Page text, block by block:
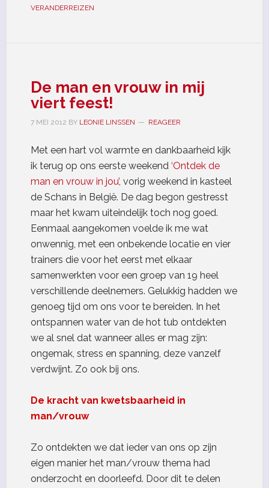
VERANDERREIZEN
De man en vrouw in mij
viert feest!
7 MEI 2012 BY LEONIE LINSSEN REAGEER
Met een hart vol warmte en dankbaarheid kijk
ik terug op ons eerste weekend ‘Ontdek de
man en vrouw in jou’, vorig weekend in kasteel
de Schans in België. De dag begon gestresst
maar het kwam uiteindelijk toch nog goed.
Eenmaal aangekomen voelde ik me wat
onwennig, met een onbekende locatie en vier
trainers die voor het eerst met elkaar
samenwerkten voor een groep van 19 heel
verschillende deelnemers. Gelukkig hadden we
genoeg tijd om ons voor te bereiden. In het
ontspannen water van de hot tub ontdekten
we al snel dat wanneer alles er mag zijn:
ongemak, stress en spanning, deze vanzelf
verdwijnt. Zo ook bij ons.
De kracht van kwetsbaarheid in
man/vrouw
Zo ontdekten we dat ieder van ons op zijn
eigen manier het man/vrouw thema had
onderzocht en doorleefd. Door dit te delen